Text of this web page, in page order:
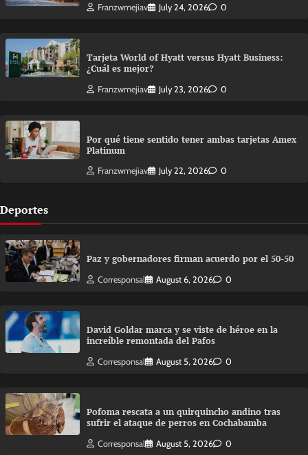
Franzwmejiav July 24, 2026 0
Tarjeta World of Hyatt versus Hyatt Business:
¿Cuál es mejor?
Franzwmejiav July 23, 2026 0
Por qué tiene sentido tener ambas tarjetas Amex
Platinum
Franzwmejiav July 22, 2026 0
Deportes
Paz y gobernadores firman acuerdo por el 50-50
Corresponsal August 6, 2026 0
David Goldar marca y se viste de héroe en la
increíble remontada del Pafos
Corresponsal August 5, 2026 0
Pofoma rescata a un quirquincho andino tras
sufrir el ataque de perros en Cochabamba
Corresponsal August 5, 2026 0